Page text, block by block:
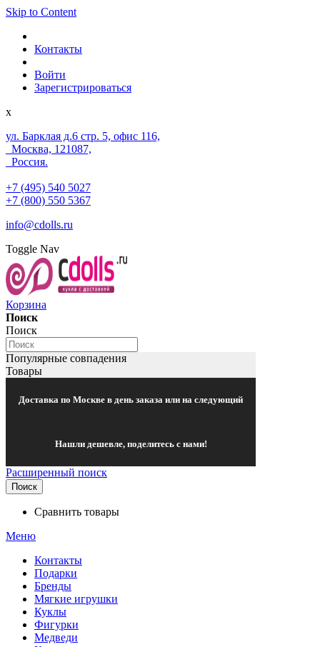
Skip to Content
Контакты
Войти
Зарегистрироваться
x
ул. Барклая д.6 стр. 5, офис 116,
Москва, 121087,
Россия.
+7 (495) 540 5027
+7 (800) 550 5367
info@cdolls.ru
Toggle Nav
Корзина
Поиск
Поиск
Популярные совпадения
Товары
Доставка по Москве в день заказа или на следующий
Нашли дешевле, поделитесь с нами!
Расширенный поиск
Поиск
Сравнить товары
Меню
Контакты
Подарки
Бренды
Мягкие игрушки
Куклы
Фигурки
Медведи